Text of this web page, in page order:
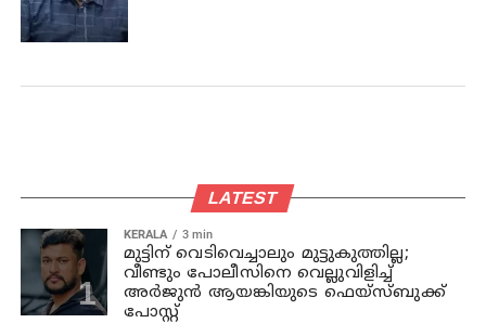
LATEST
KERALA 3 min
മുട്ടിന് വെടിവെച്ചാലും മുട്ടുകുത്തില്ല;
വീണ്ടും പോലീസിനെ വെല്ലുവിളിച്ച്
അര്‍ജുന്‍ ആയങ്കിയുടെ ഫെയ്‌സ്ബുക്ക്
പോസ്റ്റ്